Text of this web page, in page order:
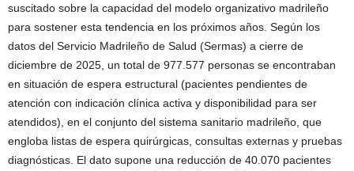
suscitado sobre la capacidad del modelo organizativo madrileño
para sostener esta tendencia en los próximos años. Según los
datos del Servicio Madrileño de Salud (Sermas) a cierre de
diciembre de 2025, un total de 977.577 personas se encontraban
en situación de espera estructural (pacientes pendientes de
atención con indicación clínica activa y disponibilidad para ser
atendidos), en el conjunto del sistema sanitario madrileño, que
engloba listas de espera quirúrgicas, consultas externas y pruebas
diagnósticas. El dato supone una reducción de 40.070 pacientes